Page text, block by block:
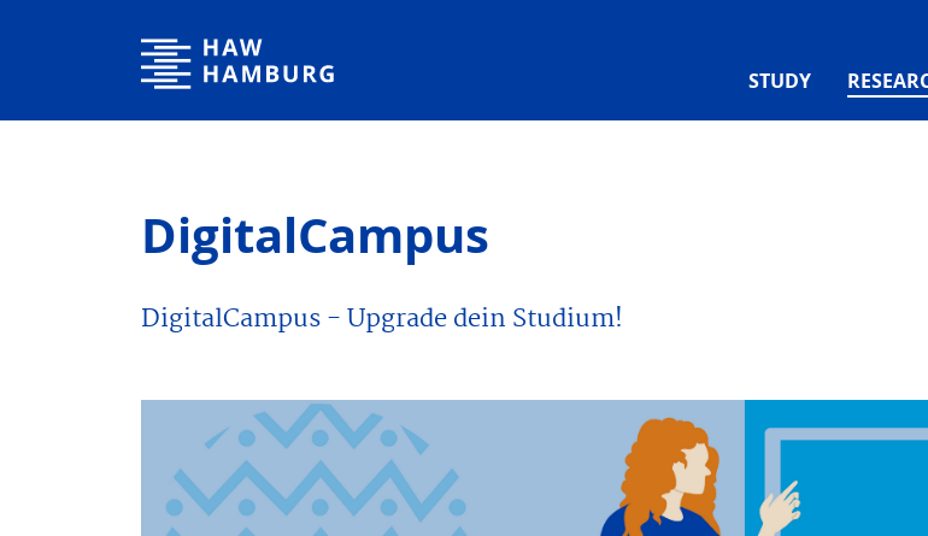
Hamburg University of Applied Sciences
STUDY
DigitalCampus
DigitalCampus - Upgrade dein Studium!